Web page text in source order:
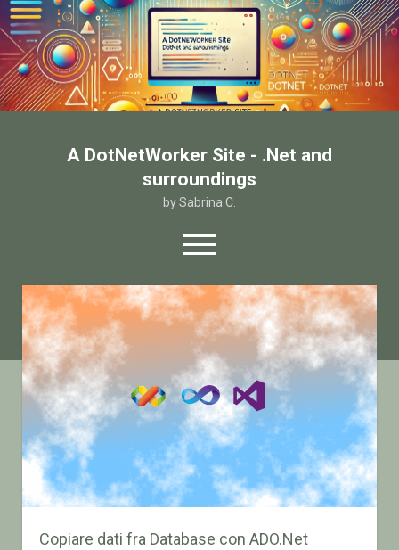
A DotNetWorker Site - .Net and
surroundings
by Sabrina C.
open
menu
twitterfacebook
email-form
Home
Chi sono
Contatto
Copiare dati fra Database con ADO.Net